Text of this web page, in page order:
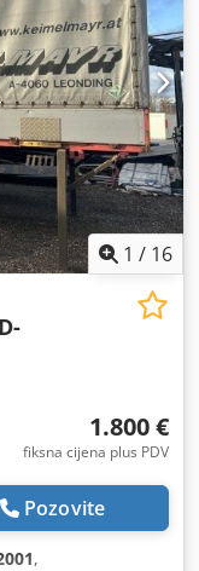
1 / 16
1.800 €
fiksna cijena plus PDV
Pozovite
,